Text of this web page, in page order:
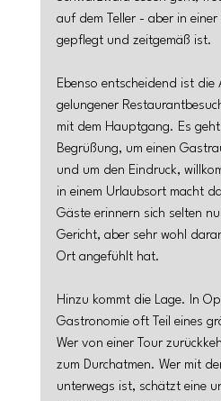
auf dem Teller - aber in einer
gepflegt und zeitgemäß ist.
Ebenso entscheidend ist die
gelungener
mit dem Hauptgang. Es
Begrüßung, um einen
und um den Eindruck,
in einem Urlaubsort macht
Gäste erinnern sich selten
Gericht, aber sehr wohl
Ort angefühlt hat.
Hinzu kommt die Lage. In
Gastronomie oft Teil eines
Wer von einer Tour
zum Durchatmen. Wer mit
unterwegs ist, schätzt eine